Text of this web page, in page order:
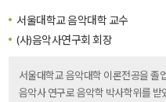
서울대학교 음악대학 교수
(사)음악사연구회 회장
서울대학교 음악대학 이론전공을 졸
음악사 연구로 음악학 박사학위를 받